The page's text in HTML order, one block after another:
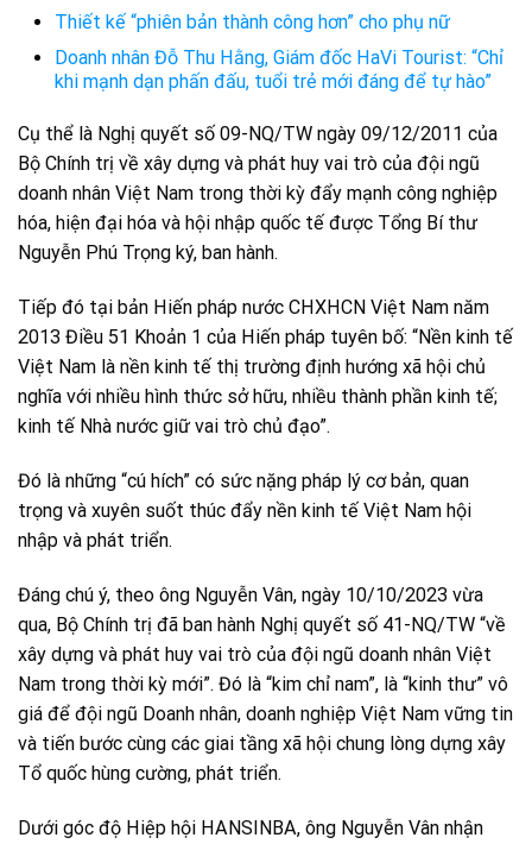
Thiết kế “phiên bản thành công hơn” cho phụ nữ
Doanh nhân Đỗ Thu Hằng, Giám đốc HaVi Tourist: “Chỉ
khi mạnh dạn phấn đấu, tuổi trẻ mới đáng để tự hào”
Cụ thể là Nghị quyết số 09-NQ/TW ngày 09/12/2011 của
Bộ Chính trị về xây dựng và phát huy vai trò của đội ngũ
doanh nhân Việt Nam trong thời kỳ đẩy mạnh công nghiệp
hóa, hiện đại hóa và hội nhập quốc tế được Tổng Bí thư
Nguyễn Phú Trọng ký, ban hành.
Tiếp đó tại bản Hiến pháp nước CHXHCN Việt Nam năm
2013 Điều 51 Khoản 1 của Hiến pháp tuyên bố: “Nền kinh tế
Việt Nam là nền kinh tế thị trường định hướng xã hội chủ
nghĩa với nhiều hình thức sở hữu, nhiều thành phần kinh tế;
kinh tế Nhà nước giữ vai trò chủ đạo”.
Đó là những “cú hích” có sức nặng pháp lý cơ bản, quan
trọng và xuyên suốt thúc đẩy nền kinh tế Việt Nam hội
nhập và phát triển.
Đáng chú ý, theo ông Nguyễn Vân, ngày 10/10/2023 vừa
qua, Bộ Chính trị đã ban hành Nghị quyết số 41-NQ/TW “về
xây dựng và phát huy vai trò của đội ngũ doanh nhân Việt
Nam trong thời kỳ mới”. Đó là “kim chỉ nam”, là “kinh thư” vô
giá để đội ngũ Doanh nhân, doanh nghiệp Việt Nam vững tin
và tiến bước cùng các giai tầng xã hội chung lòng dựng xây
Tổ quốc hùng cường, phát triển.
Dưới góc độ Hiệp hội HANSINBA, ông Nguyễn Vân nhận